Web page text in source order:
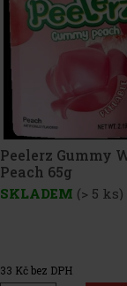
Peelerz Gummy
Pineapple 65g
SKLADEM (> 5 ks)
33 Kč bez DPH